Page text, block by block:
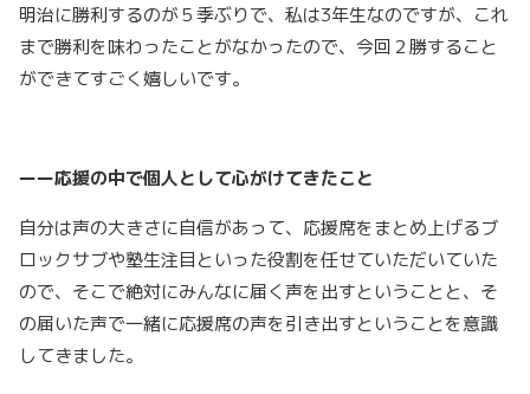
明治に勝利するのが５季ぶりで、私は3年生なのですが、これ
まで勝利を味わったことがなかったので、今回２勝すること
ができてすごく嬉しいです。
ーー応援の中で個人として心がけてきたこと
自分は声の大きさに自信があって、応援席をまとめ上げるブ
ロックサブや塾生注目といった役割を任せていただいていた
ので、そこで絶対にみんなに届く声を出すということと、そ
の届いた声で一緒に応援席の声を引き出すということを意識
してきました。